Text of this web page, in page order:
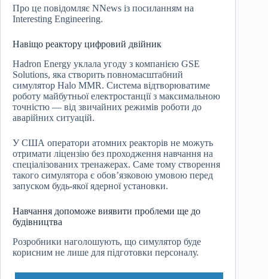
Про це повідомляє NNews із посиланням на
Interesting Engineering.
Навіщо реактору цифровий двійник
Hadron Energy уклала угоду з компанією GSE
Solutions, яка створить повномасштабний
симулятор Halo MMR. Система відтворюватиме
роботу майбутньої електростанції з максимальною
точністю — від звичайних режимів роботи до
аварійних ситуацій.
У США оператори атомних реакторів не можуть
отримати ліцензію без проходження навчання на
спеціалізованих тренажерах. Саме тому створення
такого симулятора є обов’язковою умовою перед
запуском будь-якої ядерної установки.
Навчання допоможе виявити проблеми ще до
будівництва
Розробники наголошують, що симулятор буде
корисним не лише для підготовки персоналу.